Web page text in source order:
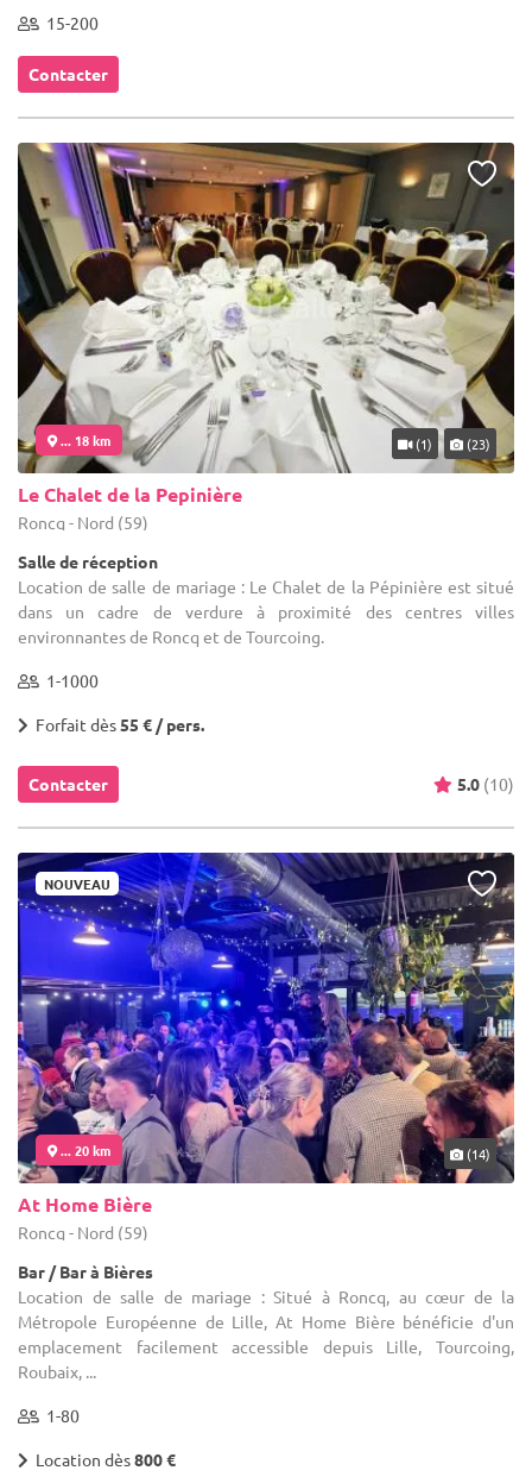
15-200
Contacter
... 18 km (1) (23)
Le Chalet de la Pepinière
Roncq - Nord (59)
Salle de réception
Location de salle de mariage : Le Chalet de la Pépinière est situé
dans un cadre de verdure à proximité des centres villes
environnantes de Roncq et de Tourcoing.
1-1000
Forfait dès55 € / pers.
Contacter 5.0 (10)
NOUVEAU
... 20 km (14)
At Home Bière
Roncq - Nord (59)
Bar / Bar à Bières
Location de salle de mariage : Situé à Roncq, au cœur de la
Métropole Européenne de Lille, At Home Bière bénéficie d'un
emplacement facilement accessible depuis Lille, Tourcoing,
Roubaix, ...
1-80
Location dès800 €